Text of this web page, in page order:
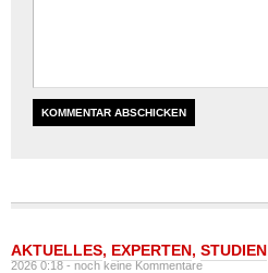
AKTUELLES, EXPERTEN, STUDIEN
2026 0:18 -noch keine Kommentare